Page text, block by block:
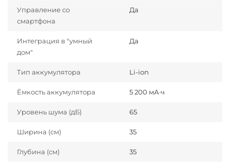
Управление со
смартфона
Да
Интеграция в "умный
дом"
Да
Тип аккумулятора Li-ion
Ёмкость аккумулятора 5 200 мА·ч
Уровень шума (дБ) 65
Ширина (см) 35
Глубина (см) 35